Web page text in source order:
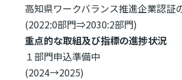
高知県ワークバランス推進企業認証
(2022:0部門⇒2030:2部門)
重点的な取組及び指標の進捗状況
１部門申込準備中
(2024→2025)